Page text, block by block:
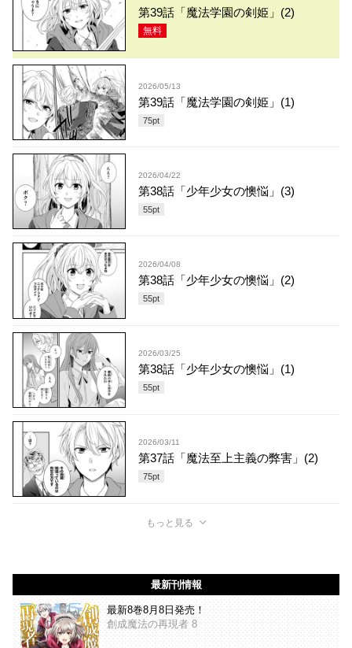
第39話「魔法学園の剣姫」(2)
無料
2026/05/13
第39話「魔法学園の剣姫」(1)
75pt
2026/04/22
第38話「少年少女の懊悩」(3)
55pt
2026/04/08
第38話「少年少女の懊悩」(2)
55pt
2026/03/25
第38話「少年少女の懊悩」(1)
55pt
2026/03/11
第37話「魔法至上主義の弊害」(2)
75pt
もっと見る
最新刊情報
最新8巻8月8日発売！
創成魔法の再現者 8